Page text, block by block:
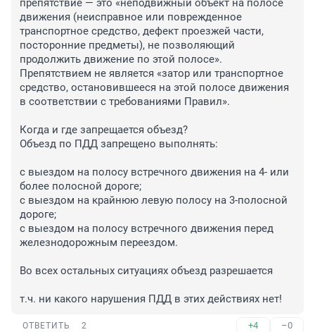
препятствие — это «неподвижный объект на полосе
движения (неисправное или поврежденное
транспортное средство, дефект проезжей части,
посторонние предметы), не позволяющий
продолжить движение по этой полосе».
Препятствием не является «затор или транспортное
средство, остановившееся на этой полосе движения
в соответствии с требованиями Правил».
Когда и где запрещается объезд?
Объезд по ПДД запрещено выполнять:
с выездом на полосу встречного движения на 4- или
более полосной дороге;
с выездом на крайнюю левую полосу на 3-полосной
дороге;
с выездом на полосу встречного движения перед
железнодорожным переездом.
Во всех остальных ситуациях объезд разрешается
т.ч. ни какого нарушения ПДД в этих действиях нет!
ОТВЕТИТЬ 2 +4 –0